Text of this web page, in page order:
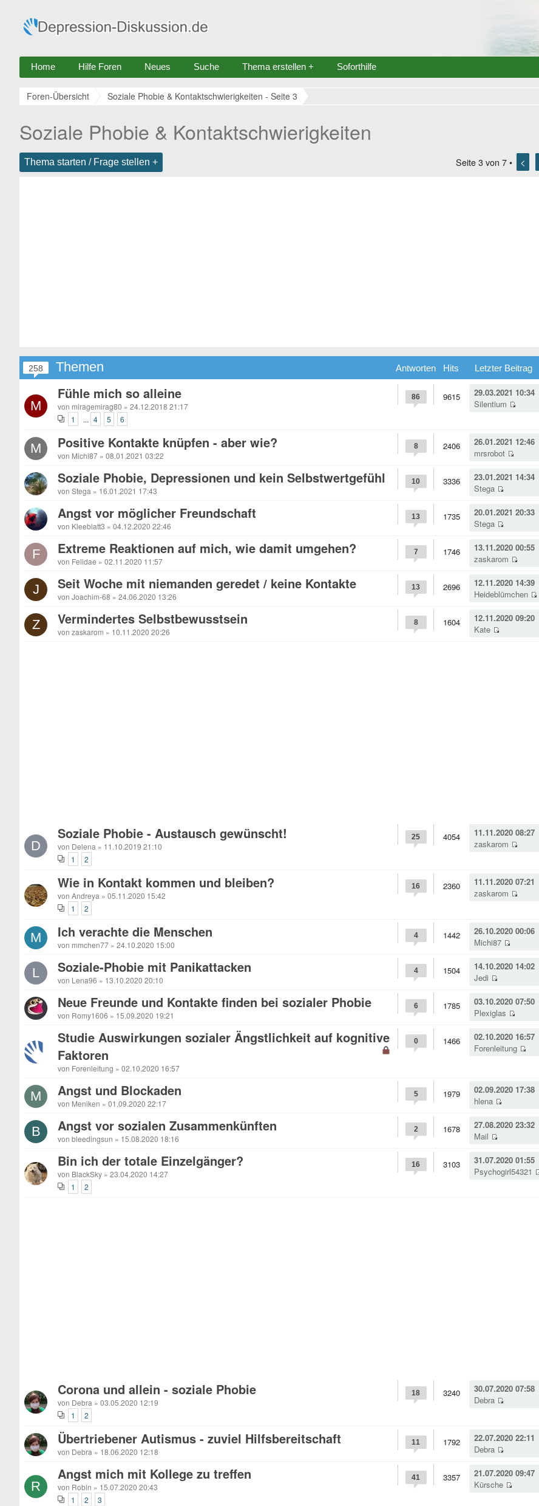
Home Hilfe Foren Neues Suche Thema erstellen + Soforthilfe
Foren-Übersicht Soziale Phobie & Kontaktschwierigkeiten - Seite 3
Soziale Phobie & Kontaktschwierigkeiten
Thema starten / Frage stellen + Seite 3 von 7 • <
258 Themen Hits
Antworten Letzter Beitrag
M
Fühle mich so alleine
von miragemirag80 » 24.12.2018 21:17
1
... 4 5 6
29.03.2021 10:34
Silentium
9615
86
M Positive Kontakte knüpfen - aber wie?
von Michi87 » 08.01.2021 03:22
26.01.2021 12:46
mrsrobot
2406
8
Soziale Phobie, Depressionen und kein Selbstwertgefühl
von Stega » 16.01.2021 17:43
23.01.2021 14:34
Stega
3336
10
Angst vor möglicher Freundschaft
von Kleeblatt3 » 04.12.2020 22:46
20.01.2021 20:33
Stega
1735
13
F Extreme Reaktionen auf mich, wie damit umgehen?
von Felidae » 02.11.2020 11:57
13.11.2020 00:55
zaskarom
1746
7
J Seit Woche mit niemanden geredet / keine Kontakte
von Joachim-68 » 24.06.2020 13:26
12.11.2020 14:39
Heideblümchen
2696
13
Z Vermindertes Selbstbewusstsein
von zaskarom » 10.11.2020 20:26
12.11.2020 09:20
Kate
1604
8
D
Soziale Phobie - Austausch gewünscht!
von Delena » 11.10.2019 21:10
1
2
11.11.2020 08:27
zaskarom
4054
25
Wie in Kontakt kommen und bleiben?
von Andreya » 05.11.2020 15:42
1
2
11.11.2020 07:21
zaskarom
2360
16
M Ich verachte die Menschen
von mmchen77 » 24.10.2020 15:00
26.10.2020 00:06
Michi87
1442
4
L Soziale-Phobie mit Panikattacken
von Lena96 » 13.10.2020 20:10
14.10.2020 14:02
Jedi
1504
4
Neue Freunde und Kontakte finden bei sozialer Phobie
von Romy1606 » 15.09.2020 19:21
03.10.2020 07:50
Plexiglas
1785
6
Studie Auswirkungen sozialer Ängstlichkeit auf kognitive
Faktoren
von Forenleitung » 02.10.2020 16:57
02.10.2020 16:57
Forenleitung
1466
0
M Angst und Blockaden
von Meniken » 01.09.2020 22:17
02.09.2020 17:38
hlena
1979
5
B Angst vor sozialen Zusammenkünften
von bleedingsun » 15.08.2020 18:16
27.08.2020 23:32
Mail
1678
2
Bin ich der totale Einzelgänger?
von BlackSky » 23.04.2020 14:27
1
2
31.07.2020 01:55
Psychogirl54321
3103
16
Corona und allein - soziale Phobie
von Debra » 03.05.2020 12:19
1
2
30.07.2020 07:58
Debra
3240
18
Übertriebener Autismus - zuviel Hilfsbereitschaft
von Debra » 18.06.2020 12:18
22.07.2020 22:11
Debra
1792
11
R
Angst mich mit Kollege zu treffen
von Robin » 15.07.2020 20:43
1
2 3
21.07.2020 09:47
Kürsche
3357
41